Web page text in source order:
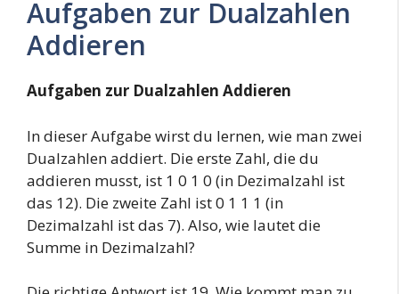
Aufgaben zur Dualzahlen
Addieren
Aufgaben zur Dualzahlen Addieren
In dieser Aufgabe wirst du lernen, wie man zwei
Dualzahlen addiert. Die erste Zahl, die du
addieren musst, ist 1 0 1 0 (in Dezimalzahl ist
das 12). Die zweite Zahl ist 0 1 1 1 (in
Dezimalzahl ist das 7). Also, wie lautet die
Summe in Dezimalzahl?